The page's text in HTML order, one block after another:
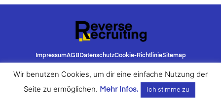
ImpressumAGBDatenschutzCookie-RichtlinieSitemap
© 2018 rachensperger e service & consulting e.u.
Wir benutzen Cookies, um dir eine einfache Nutzung der
Seite zu ermöglichen. Mehr Infos. Ich stimme zu